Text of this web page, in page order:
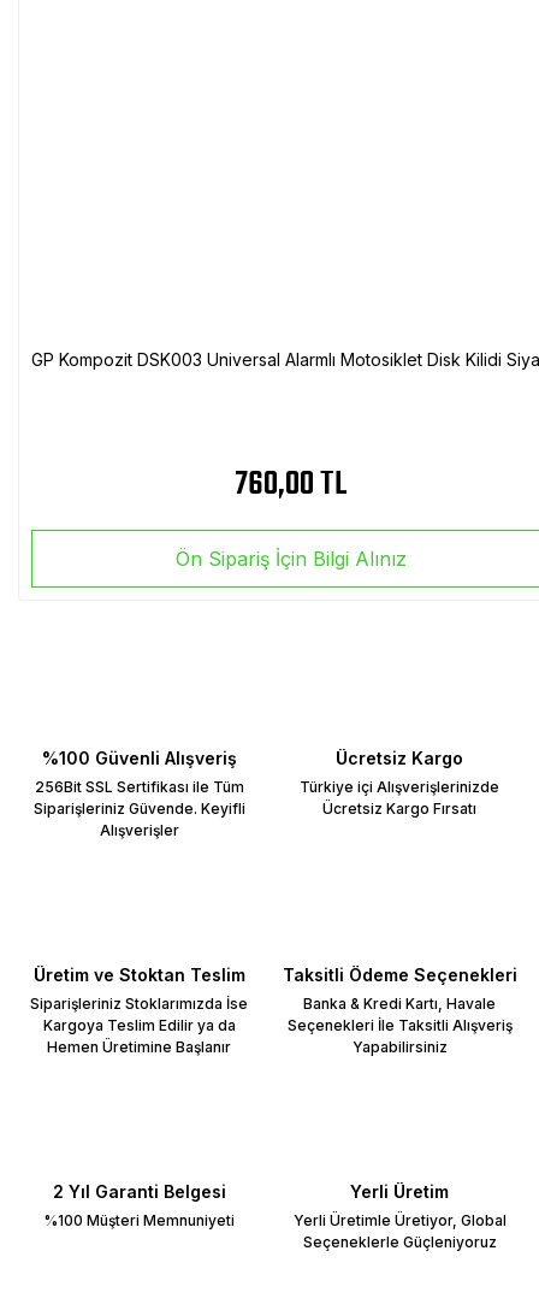
GP Kompozit DSK003 Universal Alarmlı Motosiklet Disk Kilidi
760,00 TL
Ön Sipariş İçin Bilgi Alınız
%100 Güvenli Alışveriş
256Bit SSL Sertifikası ile Tüm
Siparişleriniz Güvende. Keyifli
Alışverişler
Ücretsiz Kargo
Türkiye içi Alışverişlerinizde
Ücretsiz Kargo Fırsatı
Üretim ve Stoktan Teslim
Siparişleriniz Stoklarımızda İse
Kargoya Teslim Edilir ya da
Hemen Üretimine Başlanır
Taksitli Ödeme Seçenekleri
Banka & Kredi Kartı, Havale
Seçenekleri İle Taksitli Alışveriş
Yapabilirsiniz
2 Yıl Garanti Belgesi
%100 Müşteri Memnuniyeti
Yerli Üretim
Yerli Üretimle Üretiyor, Global
Seçeneklerle Güçleniyoruz